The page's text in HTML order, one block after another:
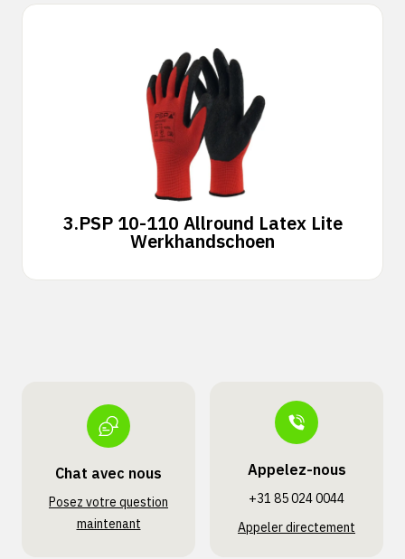
3.PSP 10-110 Allround Latex Lite
Werkhandschoen
Chat avec nous
Posez votre question
maintenant
Appelez-nous
+31 85 024 0044
Appeler directement